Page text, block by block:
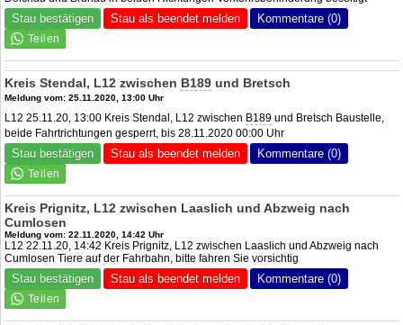
Stau bestätigen Stau als beendet melden Kommentare (0)
Kreis Stendal, L12 zwischen B189 und Bretsch
Meldung vom: 25.11.2020, 13:00 Uhr
L12 25.11.20, 13:00 Kreis Stendal, L12 zwischen B189 und Bretsch Baustelle,
beide Fahrtrichtungen gesperrt, bis 28.11.2020 00:00 Uhr
Stau bestätigen Stau als beendet melden Kommentare (0)
Kreis Prignitz, L12 zwischen Laaslich und Abzweig nach
Cumlosen
Meldung vom: 22.11.2020, 14:42 Uhr
L12 22.11.20, 14:42 Kreis Prignitz, L12 zwischen Laaslich und Abzweig nach
Cumlosen Tiere auf der Fahrbahn, bitte fahren Sie vorsichtig
Stau bestätigen Stau als beendet melden Kommentare (0)